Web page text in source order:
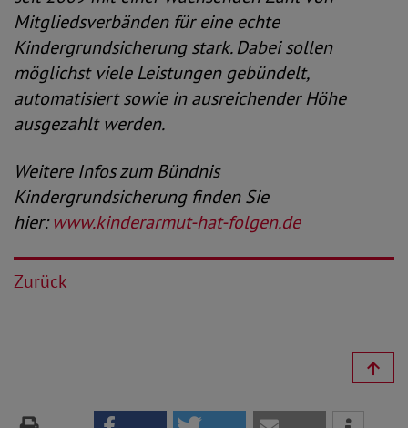
Mitgliedsverbänden für eine echte
Kindergrundsicherung stark. Dabei sollen
möglichst viele Leistungen gebündelt,
automatisiert sowie in ausreichender Höhe
ausgezahlt werden.
Weitere Infos zum Bündnis
Kindergrundsicherung finden Sie
hier:www.kinderarmut-hat-folgen.de
Zurück